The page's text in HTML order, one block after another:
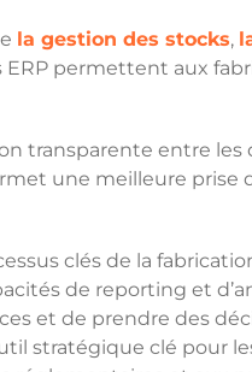
la gestion des stocks,
ERP permettent aux
transparente entre
une meilleure prise
clés de la
de reporting et
et de prendre des
stratégique clé pour